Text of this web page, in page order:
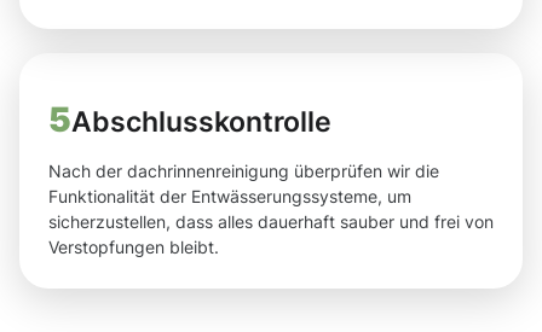
5Abschlusskontrolle
Nach der dachrinnenreinigung überprüfen wir die
Funktionalität der Entwässerungssysteme, um
sicherzustellen, dass alles dauerhaft sauber und frei von
Verstopfungen bleibt.